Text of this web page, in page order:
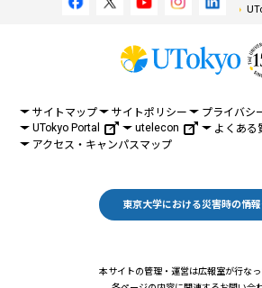
サイトマップ サイトポリシー プライバシ
UTokyo Portal
utelecon
よくある
アクセス・キャンパスマップ
東京大学における災害時の情
本サイトの管理・運営は広報室が行なっ